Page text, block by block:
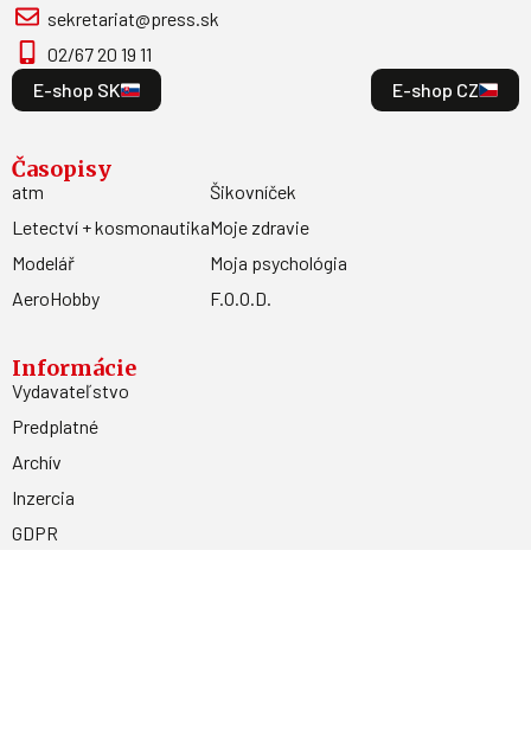
sekretariat@press.sk
02/67 20 19 11
E-shop SK
E-shop CZ
Časopisy
atm
Letectví + kosmonautika
Modelář
AeroHobby
Šikovníček
Moje zdravie
Moja psychológia
F.O.O.D.
Informácie
Vydavateľstvo
Predplatné
Archív
Inzercia
GDPR